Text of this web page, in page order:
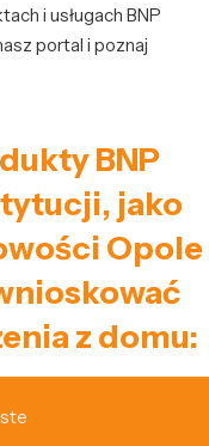
i usługach BNP
portal i poznaj
BNP
jako
Opole
z domu: